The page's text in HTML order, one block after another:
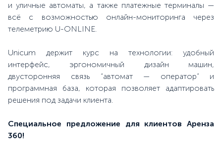
и уличные автоматы, а также платежные терминалы —
всё с возможностью онлайн-мониторинга через
телеметрию U-ONLINE.
Unicum держит курс на технологии: удобный
интерфейс, эргономичный дизайн машин,
двусторонняя связь “автомат — оператор” и
программная база, которая позволяет адаптировать
решения под задачи клиента.
Специальное предложение для клиентов Аренза
360!